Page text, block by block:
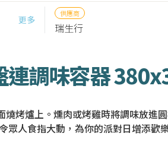
更多
供應商
瑞生行
連調味容器
烤爐上。燻肉或烤雞時將調味放進
人食指大動，為你的派對日增添歡